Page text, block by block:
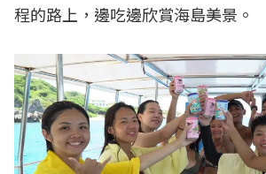
程的路上，邊吃邊欣賞海島美景。